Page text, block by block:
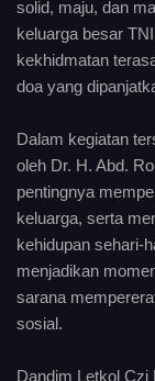
solid, maju, dan
keluarga besar
kekhidmatan
doa yang
Dalam kegiatan
oleh Dr. H. Abd.
pentingnya
keluarga, serta
kehidupan sehari-
menjadikan
sarana
sosial.
Dandim Letkol Czi